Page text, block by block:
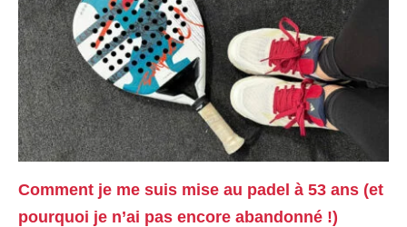
Comment je me suis mise au padel à 53 ans (et
pourquoi je n’ai pas encore abandonné !)